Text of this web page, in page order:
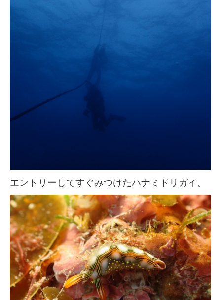
エントリーしてすぐみつけたハナミドリガイ。